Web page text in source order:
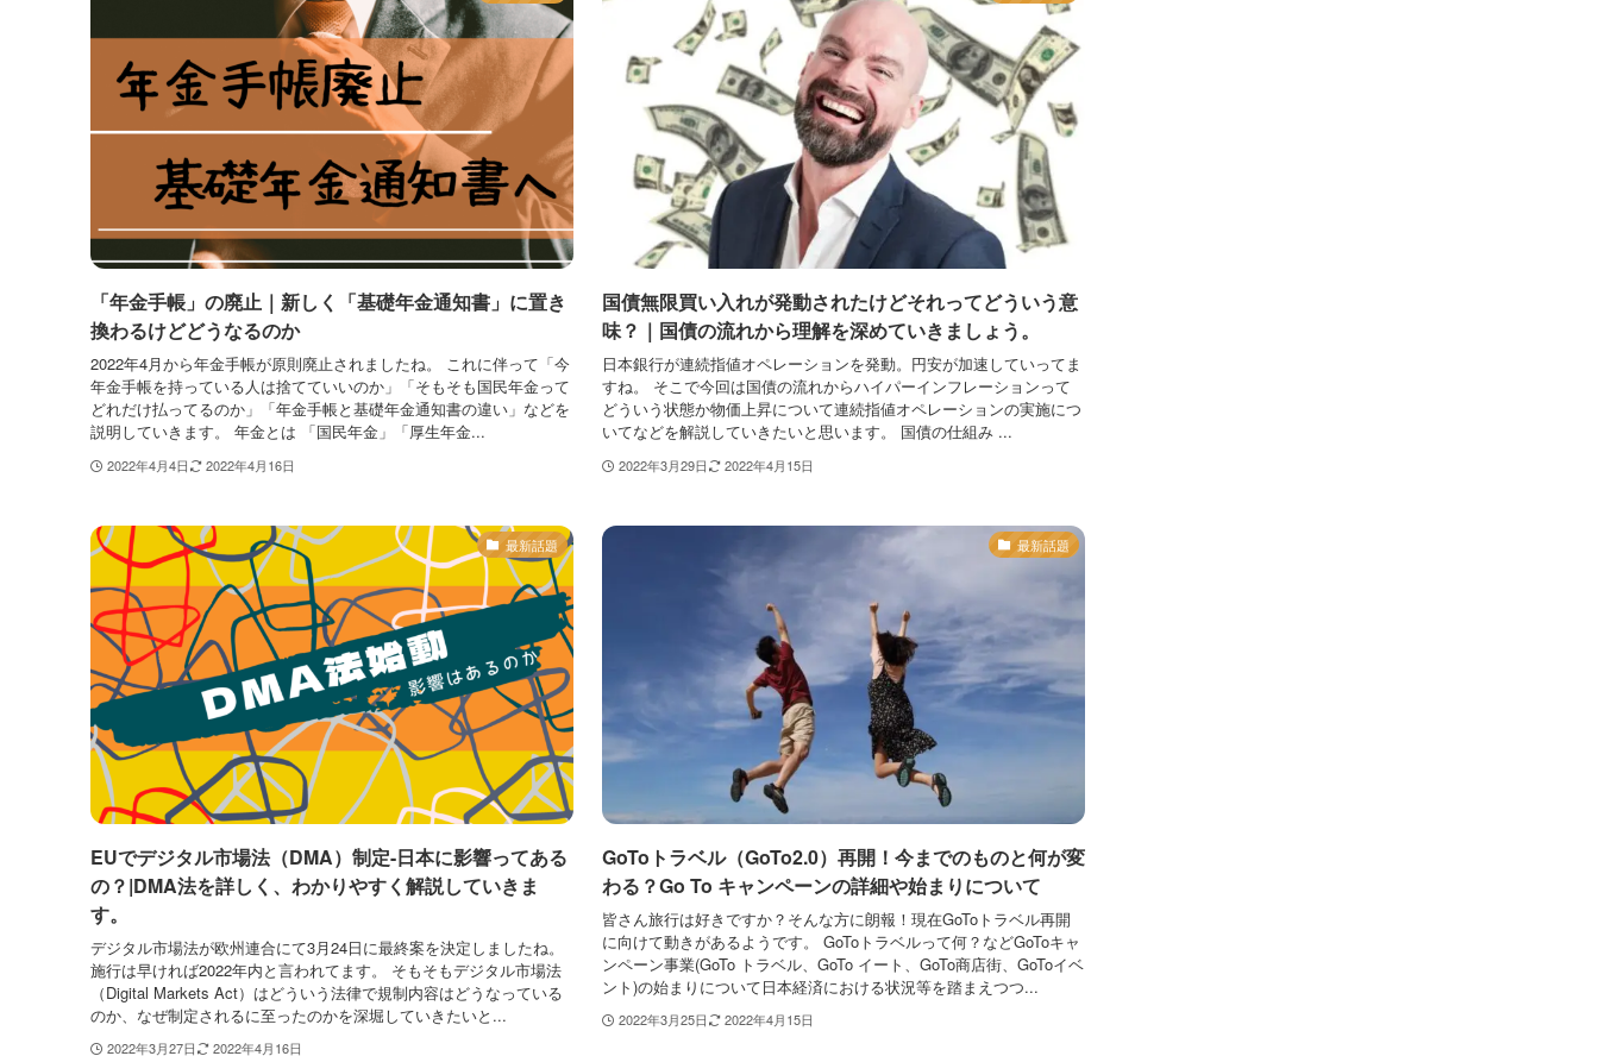
「年金手帳」の廃止｜新しく「基礎年金通知書」に置き
換わるけどどうなるのか
2022年4月から年金手帳が原則廃止されましたね。 これに伴って「今
年金手帳を持っている人は捨てていいのか」「そもそも国民年金って
どれだけ払ってるのか」「年金手帳と基礎年金通知書の違い」などを
説明していきます。 年金とは 「国民年金」「厚生年金...
2022年4月4日 2022年4月16日
国債無限買い入れが発動されたけどそれってどういう意
味？｜国債の流れから理解を深めていきましょう。
日本銀行が連続指値オペレーションを発動。円安が加速していってま
すね。 そこで今回は国債の流れからハイパーインフレーションって
どういう状態か物価上昇について連続指値オペレーションの実施につ
いてなどを解説していきたいと思います。 国債の仕組み ...
2022年3月29日 2022年4月15日
最新話題
EUでデジタル市場法（DMA）制定-日本に影響ってある
の？|DMA法を詳しく、わかりやすく解説していきま
す。
デジタル市場法が欧州連合にて3月24日に最終案を決定しましたね。
施行は早ければ2022年内と言われてます。 そもそもデジタル市場法
（Digital Markets Act）はどういう法律で規制内容はどうなっている
のか、なぜ制定されるに至ったのかを深堀していきたいと...
2022年3月27日 2022年4月16日
最新話題
GoToトラベル（GoTo2.0）再開！今までのものと何が変
わる？Go To キャンペーンの詳細や始まりについて
皆さん旅行は好きですか？そんな方に朗報！現在GoToトラベル再開
に向けて動きがあるようです。 GoToトラベルって何？などGoToキャ
ンペーン事業(GoTo トラベル、GoTo イート、GoTo商店街、GoToイベ
ント)の始まりについて日本経済における状況等を踏まえつつ...
2022年3月25日 2022年4月15日